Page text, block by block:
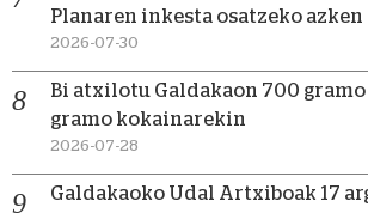
Planaren inkesta osatzeko azken
2026-07-30
Bi atxilotu Galdakaon 700 gramo
gramo kokainarekin
2026-07-28
Galdakaoko Udal Artxiboak 17